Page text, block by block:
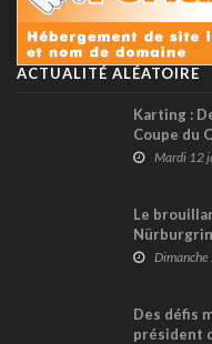
ACTUALITÉ ALÉATOIRE
Karting :
Coupe du
Mardi 12
Le
et Hyundai
Des défis
président